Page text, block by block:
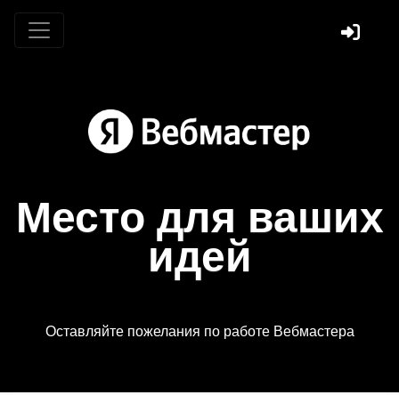
Место для ваших
идей
Оставляйте пожелания по работе Вебмастера